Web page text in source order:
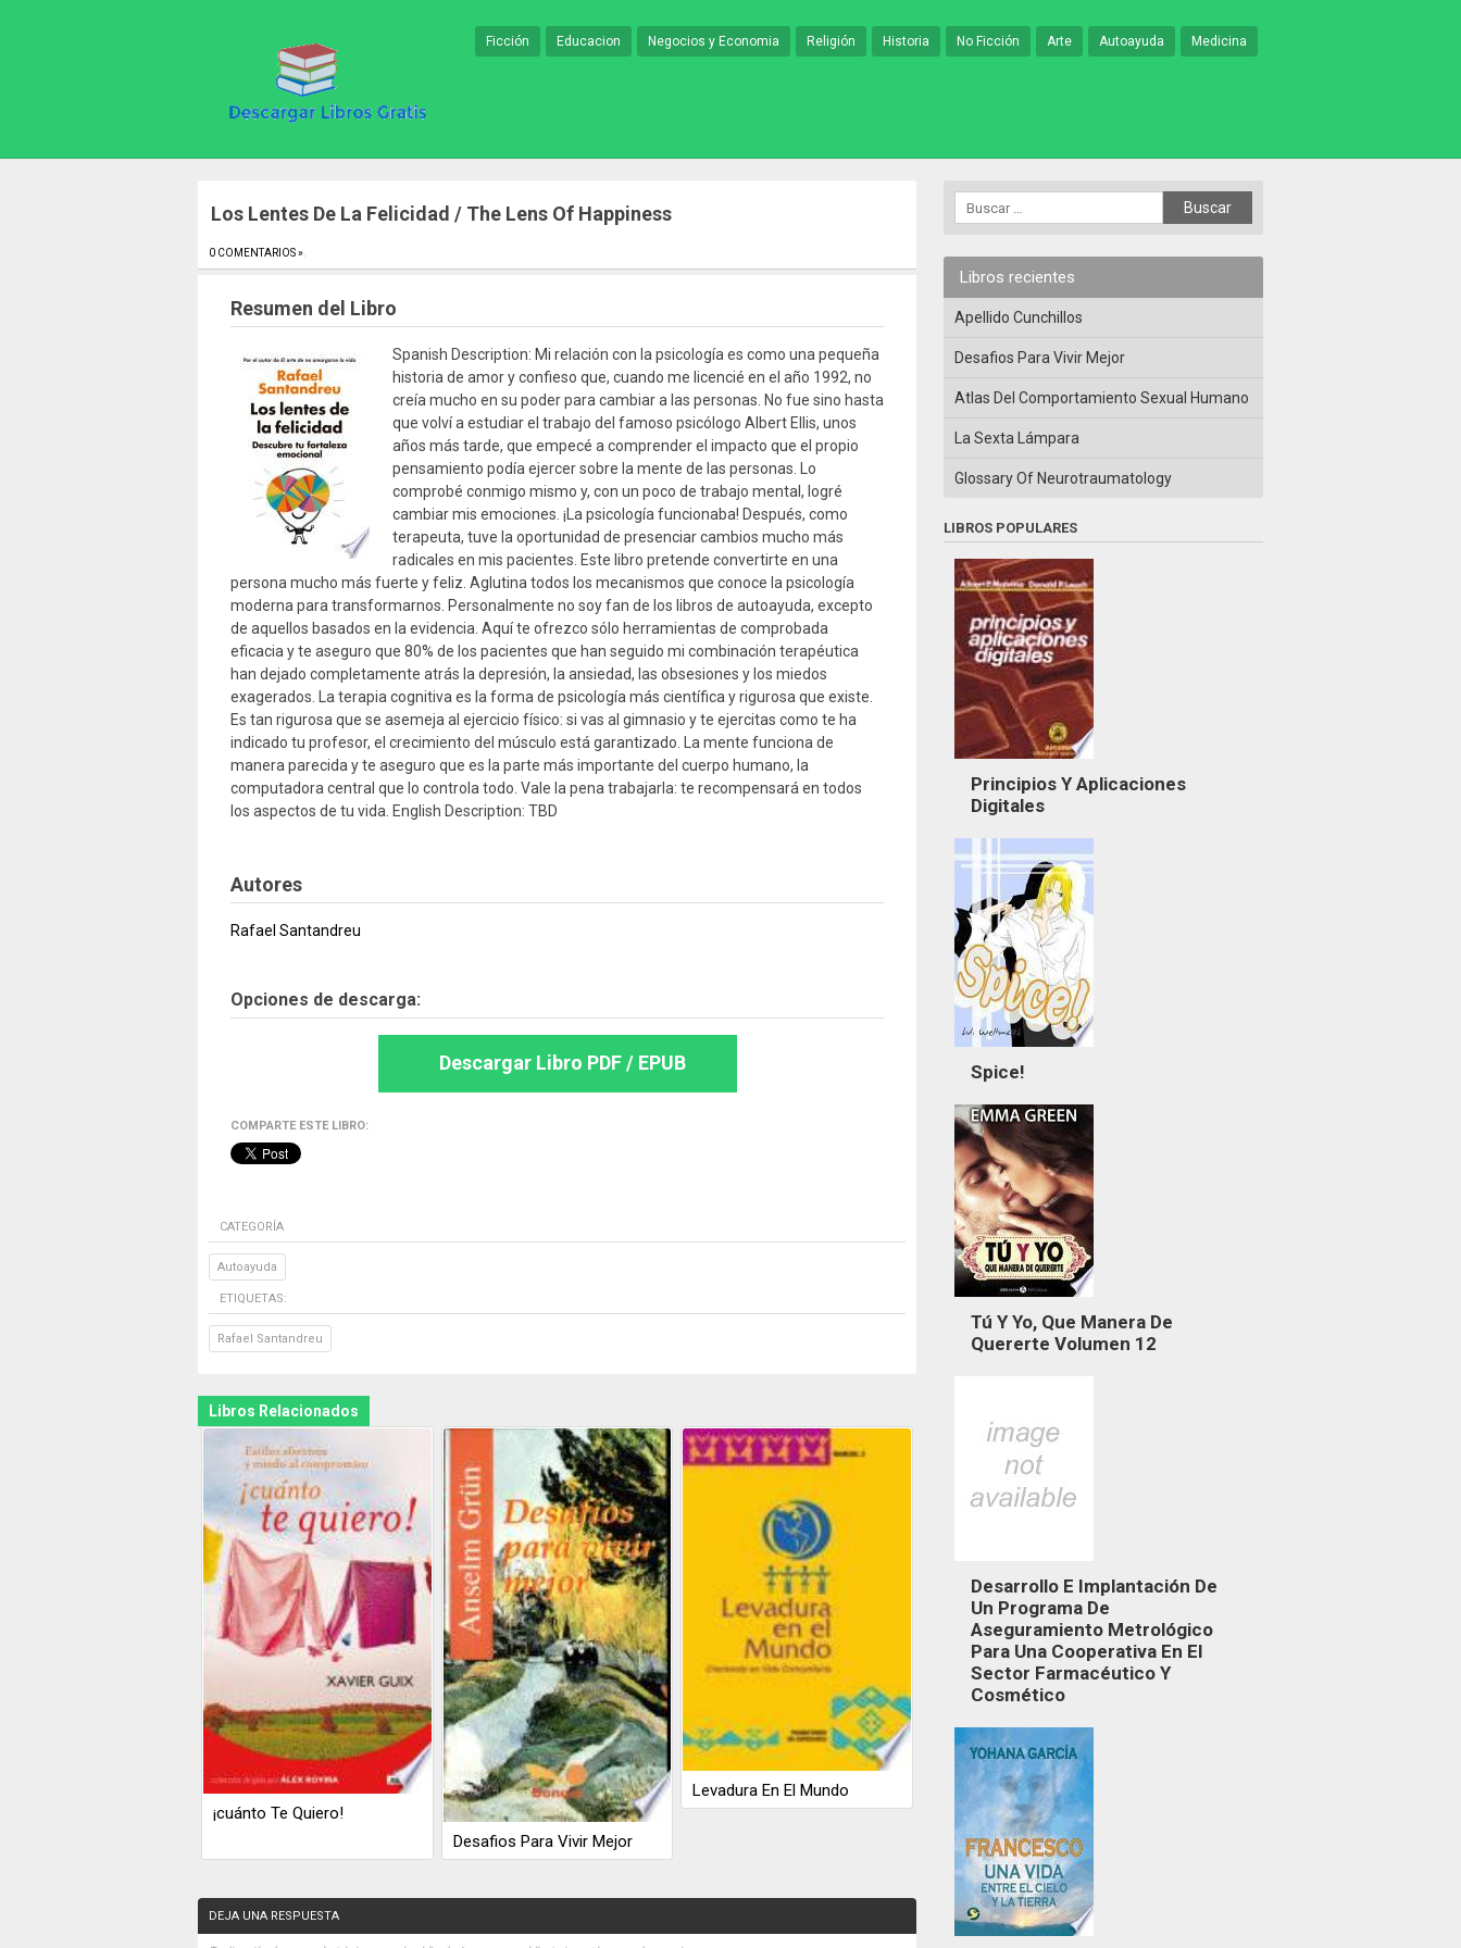
Ficción Educacion Negocios y Economia Religión Historia No Ficción Arte Autoayuda Medicina
Los Lentes De La Felicidad / The Lens Of Happiness
0 COMENTARIOS »
Resumen del Libro
Spanish Description: Mi relación con la psicología es como una pequeña
historia de amor y confieso que, cuando me licencié en el año 1992, no
creía mucho en su poder para cambiar a las personas. No fue sino hasta
que volví a estudiar el trabajo del famoso psicólogo Albert Ellis, unos
años más tarde, que empecé a comprender el impacto que el propio
pensamiento podía ejercer sobre la mente de las personas. Lo
comprobé conmigo mismo y, con un poco de trabajo mental, logré
cambiar mis emociones. ¡La psicología funcionaba! Después, como
terapeuta, tuve la oportunidad de presenciar cambios mucho más
radicales en mis pacientes. Este libro pretende convertirte en una
persona mucho más fuerte y feliz. Aglutina todos los mecanismos que conoce la psicología
moderna para transformarnos. Personalmente no soy fan de los libros de autoayuda, excepto
de aquellos basados en la evidencia. Aquí te ofrezco sólo herramientas de comprobada
eficacia y te aseguro que 80% de los pacientes que han seguido mi combinación terapéutica
han dejado completamente atrás la depresión, la ansiedad, las obsesiones y los miedos
exagerados. La terapia cognitiva es la forma de psicología más científica y rigurosa que existe.
Es tan rigurosa que se asemeja al ejercicio físico: si vas al gimnasio y te ejercitas como te ha
indicado tu profesor, el crecimiento del músculo está garantizado. La mente funciona de
manera parecida y te aseguro que es la parte más importante del cuerpo humano, la
computadora central que lo controla todo. Vale la pena trabajarla: te recompensará en todos
los aspectos de tu vida. English Description: TBD
Autores
Rafael Santandreu
Opciones de descarga:
Descargar Libro PDF / EPUB
COMPARTE ESTE LIBRO:
CATEGORÍA
Autoayuda
ETIQUETAS:
Rafael Santandreu
Libros Relacionados
¡cuánto Te Quiero!
Desafios Para Vivir Mejor
Levadura En El Mundo
DEJA UNA RESPUESTA
Libros recientes
Apellido Cunchillos
Desafios Para Vivir Mejor
Atlas Del Comportamiento Sexual Humano
La Sexta Lámpara
Glossary Of Neurotraumatology
LIBROS POPULARES
Principios Y Aplicaciones
Digitales
Spice!
Tú Y Yo, Que Manera De
Quererte Volumen 12
Desarrollo E Implantación De
Un Programa De
Aseguramiento Metrológico
Para Una Cooperativa En El
Sector Farmacéutico Y
Cosmético